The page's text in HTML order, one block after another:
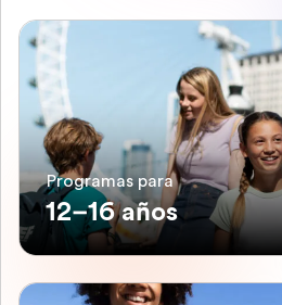
Programas para
12–16 años